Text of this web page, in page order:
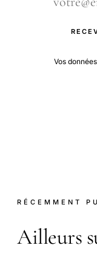
Vos
RÉCEMMENT
Ailleurs